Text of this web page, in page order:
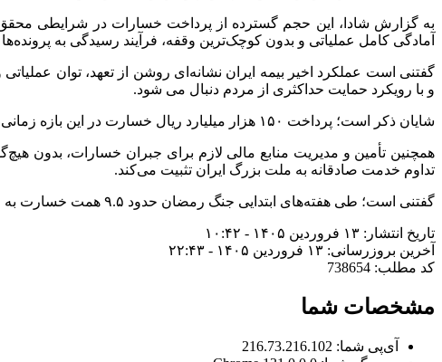
به گزارش شادا، این حجم گسترده از پرداخت خسارات در شرایطی
آمادگی کامل عملیاتی و بدون کوچک‌ترین وقفه، فرآیند رسیدگی به
گفتنی است عملکرد اخیر بیمه ایران نشانه‌ای روشن از تعهد، توان
و با رویکرد حمایت حداکثری از مردم دنبال می شود.
شایان ذکر است؛ پرداخت ۱۵۰ هزار میلیارد ریال خسارت در این بازه زمانی، رکوردی قابل توجه و نمادی از ظرفیت عظیمی است که بیمه ایران در سخت‌ترین شرایط در اختیار ملت قرار می‌دهد.
همچنین تأمین و مدیریت منابع مالی لازم برای جبران خسارات، بدون
تداوم خدمت صادقانه به ملت بزرگ ایران تثبیت می‌کند.
گفتنی است؛ طی هفته‌های ابتدایی جنگ رمضان حدود ۹.۵ همت خسارت به مردم شریف و عزیز کشور پرداخت شده بود که با روند پرداخت خسارت های جاری این عدد به ۱۵ همت رسیده است.
تاریخ انتشار: ۱۳ فروردین ۱۴۰۵ - ۱۰:۴۲
آخرین بروزرسانی: ۱۳ فروردین ۱۴۰۵ - ۲۲:۴۳
کد مطلب: 738654
مشخصات شما
آی‌پی شما: 216.73.216.102